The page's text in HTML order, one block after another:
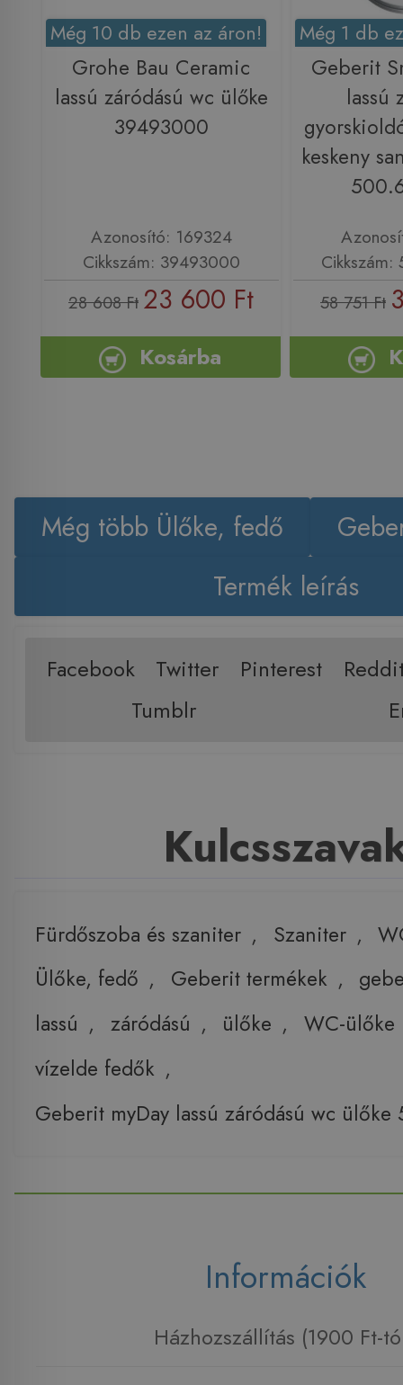
Még 10 db ezen az áron!
Grohe Bau Ceramic
lassú záródású wc ülőke
39493000
Azonosító: 169324
Cikkszám: 39493000
28 608 Ft 23 600 Ft
Kosárba
Még 1 db
Geberit
lassú
keskeny
58 751 Ft
Még több Ülőke, fedő
Termék leírás
Facebook Twitter Pinterest
Tumblr
Fürdőszoba és szaniter , Szaniter ,
Ülőke, fedő , Geberit termékek ,
lassú , záródású , ülőke , WC-ülőke
vízelde fedők ,
Geberit myDay lassú záródású wc
Információk
Házhozszállítás (1900 Ft-